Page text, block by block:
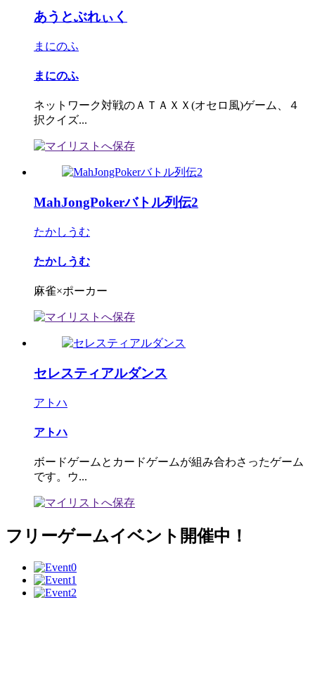
あうとぶれぃく
まにのふ
まにのふ
ネットワーク対戦のＡＴＡＸＸ(オセロ風)ゲーム、４
択クイズ...
MahJongPokerバトル列伝2
たかしうむ
たかしうむ
麻雀×ポーカー
セレスティアルダンス
アトハ
アトハ
ボードゲームとカードゲームが組み合わさったゲーム
です。ウ...
フリーゲームイベント開催中！